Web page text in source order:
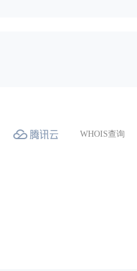
WHOIS查询